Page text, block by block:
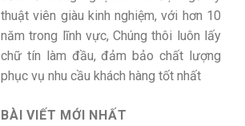
thuật viên giàu kinh nghiệm, với hơn 10
năm trong lĩnh vực, Chúng thôi luôn lấy
chữ tín làm đầu, đảm bảo chất lượng
phục vụ nhu cầu khách hàng tốt nhất
BÀI VIẾT MỚI NHẤT